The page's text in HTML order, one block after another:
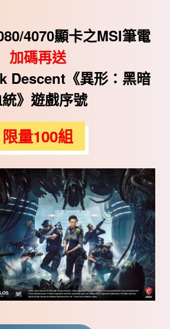
4070顯卡之MSI筆電
加碼再送
Descent《異形：黑暗
》遊戲序號
限量100組